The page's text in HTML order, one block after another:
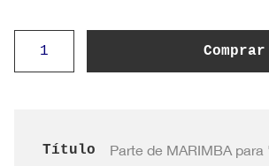
parte
osm81
Comprar
Título
Parte de MARIMBA para